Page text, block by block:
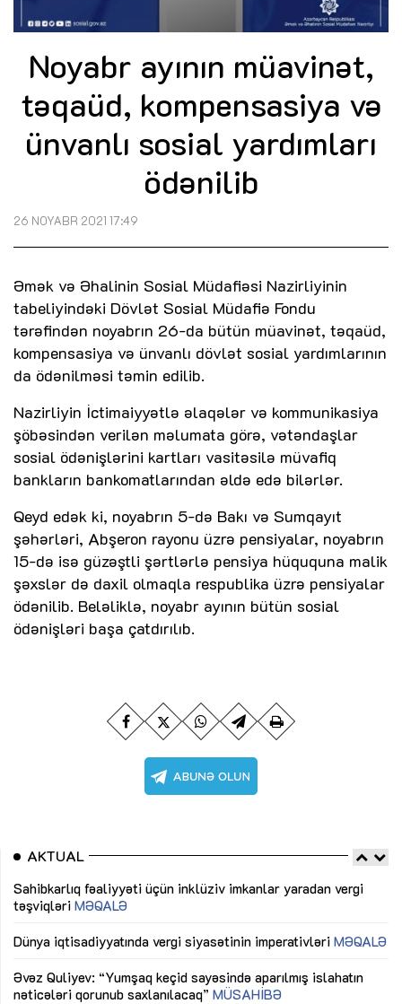
Noyabr ayının müavinət,
təqaüd, kompensasiya və
ünvanlı sosial yardımları
ödənilib
26 NOYABR 2021 17:49
Əmək və Əhalinin Sosial Müdafiəsi Nazirliyinin
tabeliyindəki Dövlət Sosial Müdafiə Fondu
tərəfindən noyabrın 26-da bütün müavinət, təqaüd,
kompensasiya və ünvanlı dövlət sosial yardımlarının
da ödənilməsi təmin edilib.
Nazirliyin İctimaiyyətlə əlaqələr və kommunikasiya
şöbəsindən verilən məlumata görə, vətəndaşlar
sosial ödənişlərini kartları vasitəsilə müvafiq
bankların bankomatlarından əldə edə bilərlər.
Qeyd edək ki, noyabrın 5-də Bakı və Sumqayıt
şəhərləri, Abşeron rayonu üzrə pensiyalar, noyabrın
15-də isə güzəştli şərtlərlə pensiya hüququna malik
şəxslər də daxil olmaqla respublika üzrə pensiyalar
ödənilib. Beləliklə, noyabr ayının bütün sosial
ödənişləri başa çatdırılıb.
AKTUAL
Sahibkarlıq fəaliyyəti üçün inklüziv imkanlar yaradan vergi
təşviqləri MƏQALƏ
Dünya iqtisadiyyatında vergi siyasətinin imperativləri MƏQALƏ
Əvəz Quliyev: “Yumşaq keçid sayəsində aparılmış islahatın
nəticələri qorunub saxlanılacaq” MÜSAHİBƏ